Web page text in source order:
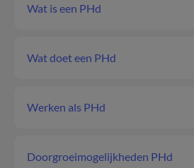
Wat is een PHd
Wat doet een PHd
Werken als PHd
Doorgroeimogelijkheden PHd